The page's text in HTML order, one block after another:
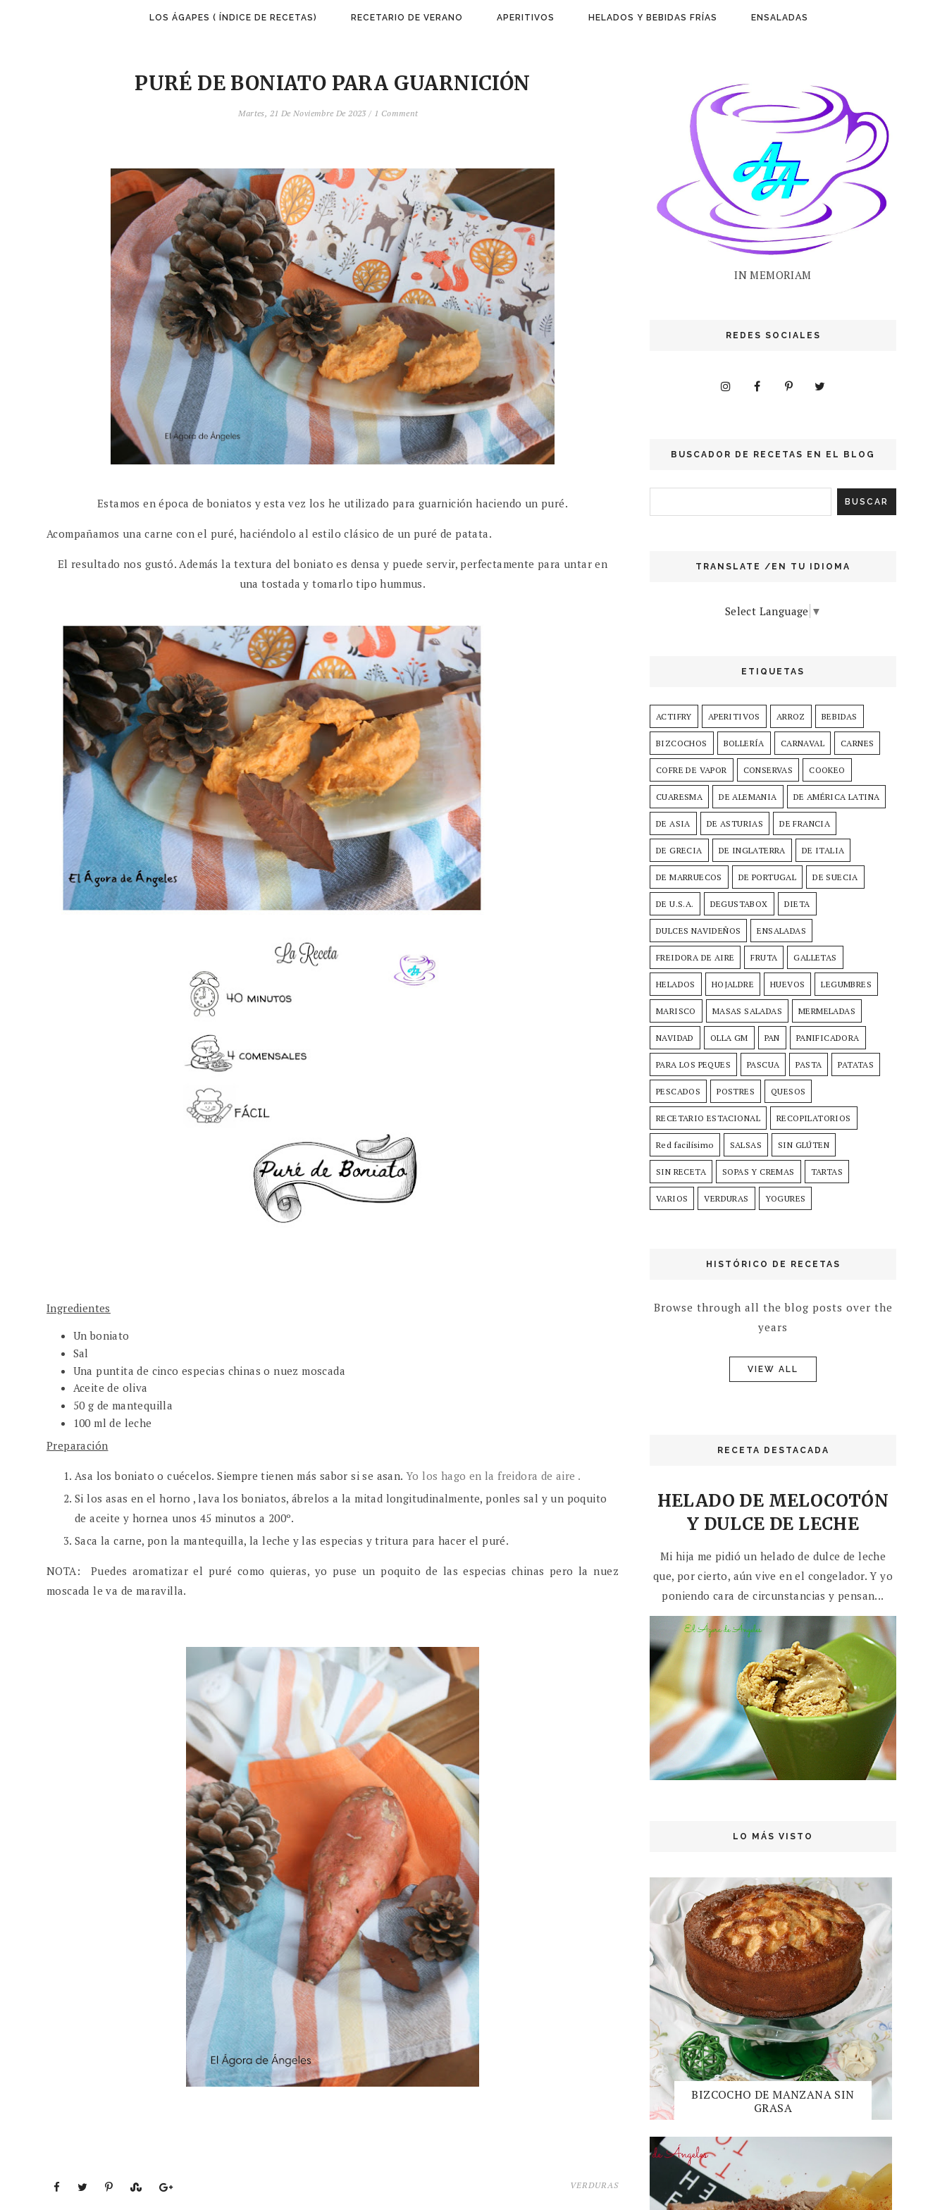
LOS ÁGAPES ( ÍNDICE DE RECETAS) RECETARIO DE VERANO APERITIVOS HELADOS Y BEBIDAS FRÍAS ENSALADAS
PURÉ DE BONIATO PARA GUARNICIÓN
Martes, 21 De Noviembre De 2023/ 1 Comment
Estamos en época de boniatos y esta vez los he utilizado para guarnición haciendo un puré.
Acompañamos una carne con el puré, haciéndolo al estilo clásico de un puré de patata.
El resultado nos gustó. Además la textura del boniato es densa y puede servir, perfectamente para untar en
una tostada y tomarlo tipo hummus.
Ingredientes
Un boniato
Sal
Una puntita de cinco especias chinas o nuez moscada
Aceite de oliva
50 g de mantequilla
100 ml de leche
Preparación
Asa los boniato o cuécelos. Siempre tienen más sabor si se asan.Yo los hago en la freidora de aire .
Si los asas en el horno , lava los boniatos, ábrelos a la mitad longitudinalmente, ponles sal y un poquito
de aceite y hornea unos 45 minutos a 200º.
Saca la carne, pon la mantequilla, la leche y las especias y tritura para hacer el puré.
NOTA: Puedes aromatizar el puré como quieras, yo puse un poquito de las especias chinas pero la nuez
moscada le va de maravilla.
VERDURAS
IN MEMORIAM
REDES SOCIALES
BUSCADOR DE RECETAS EN EL BLOG
TRANSLATE /EN TU IDIOMA
Select Language ▼
ETIQUETAS
ACTIFRY APERITIVOS ARROZ BEBIDAS
BIZCOCHOS BOLLERÍA CARNAVAL CARNES
COFRE DE VAPOR CONSERVAS COOKEO
CUARESMA DE ALEMANIA DE AMÉRICA LATINA
DE ASIA DE ASTURIAS DE FRANCIA
DE GRECIA DE INGLATERRA DE ITALIA
DE MARRUECOS DE PORTUGAL DE SUECIA
DE U.S.A. DEGUSTABOX DIETA
DULCES NAVIDEÑOS ENSALADAS
FREIDORA DE AIRE FRUTA GALLETAS
HELADOS HOJALDRE HUEVOS LEGUMBRES
MARISCO MASAS SALADAS MERMELADAS
NAVIDAD OLLA GM PAN PANIFICADORA
PARA LOS PEQUES PASCUA PASTA PATATAS
PESCADOS POSTRES QUESOS
RECETARIO ESTACIONAL RECOPILATORIOS
Red facilísimo SALSAS SIN GLÚTEN
SIN RECETA SOPAS Y CREMAS TARTAS
VARIOS VERDURAS YOGURES
HISTÓRICO DE RECETAS
Browse through all the blog posts over the
years
VIEW ALL
RECETA DESTACADA
HELADO DE MELOCOTÓN
Y DULCE DE LECHE
Mi hija me pidió un helado de dulce de leche
que, por cierto, aún vive en el congelador. Y yo
poniendo cara de circunstancias y pensan...
LO MÁS VISTO
BIZCOCHO DE MANZANA SIN
GRASA